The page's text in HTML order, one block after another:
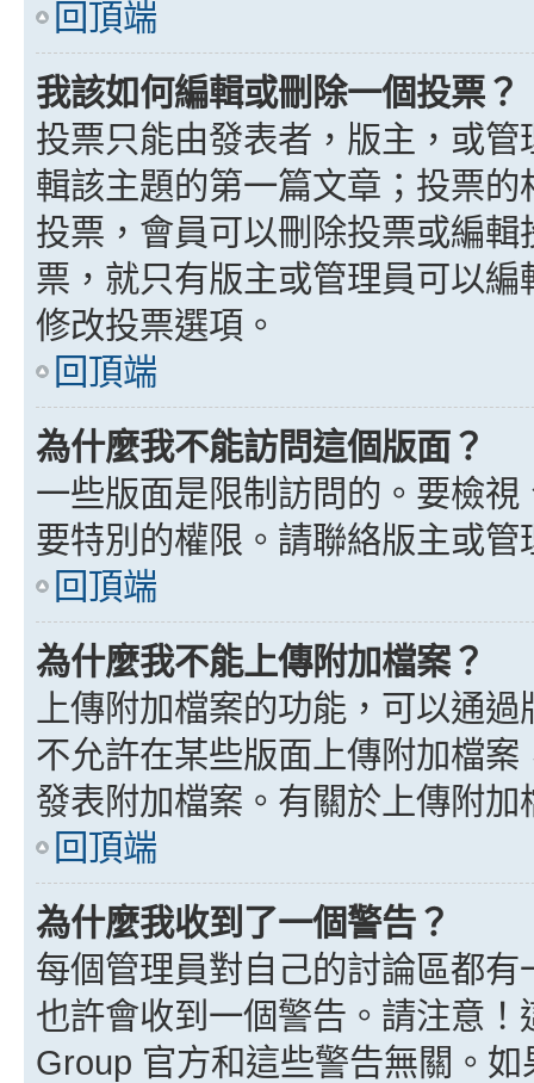
回頂端
我該如何編輯或刪除一個投票？
投票只能由發表者，版主，或
輯該主題的第一篇文章；投票
投票，會員可以刪除投票或編
票，就只有版主或管理員可以
修改投票選項。
回頂端
為什麼我不能訪問這個版面？
一些版面是限制訪問的。要檢
要特別的權限。請聯絡版主或管
回頂端
為什麼我不能上傳附加檔案？
上傳附加檔案的功能，可以通
不允許在某些版面上傳附加檔
發表附加檔案。有關於上傳附
回頂端
為什麼我收到了一個警告？
每個管理員對自己的討論區都
也許會收到一個警告。請注意
Group 官方和這些警告無關。